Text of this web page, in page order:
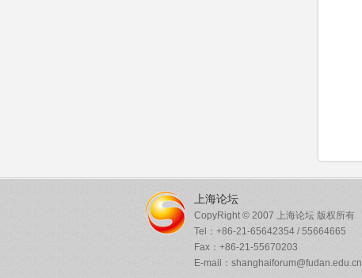
上海论坛
CopyRight © 2007 上海论坛 版权所有
Tel：+86-21-65642354 / 55664665
Fax：+86-21-55670203
E-mail：shanghaiforum@fudan.edu.cn